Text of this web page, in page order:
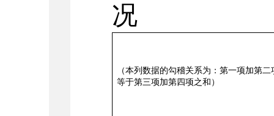
况
（本列数据的勾稽关系为：第一项加第二
等于第三项加第四项之和）